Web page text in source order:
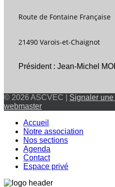
Route de Fontaine Française
21490 Varois-et-Chaignot
Président : Jean-Michel
© 2026 ASCVEC | Signaler une
webmaster
Accueil
Notre association
Nos sections
Agenda
Contact
Espace privé